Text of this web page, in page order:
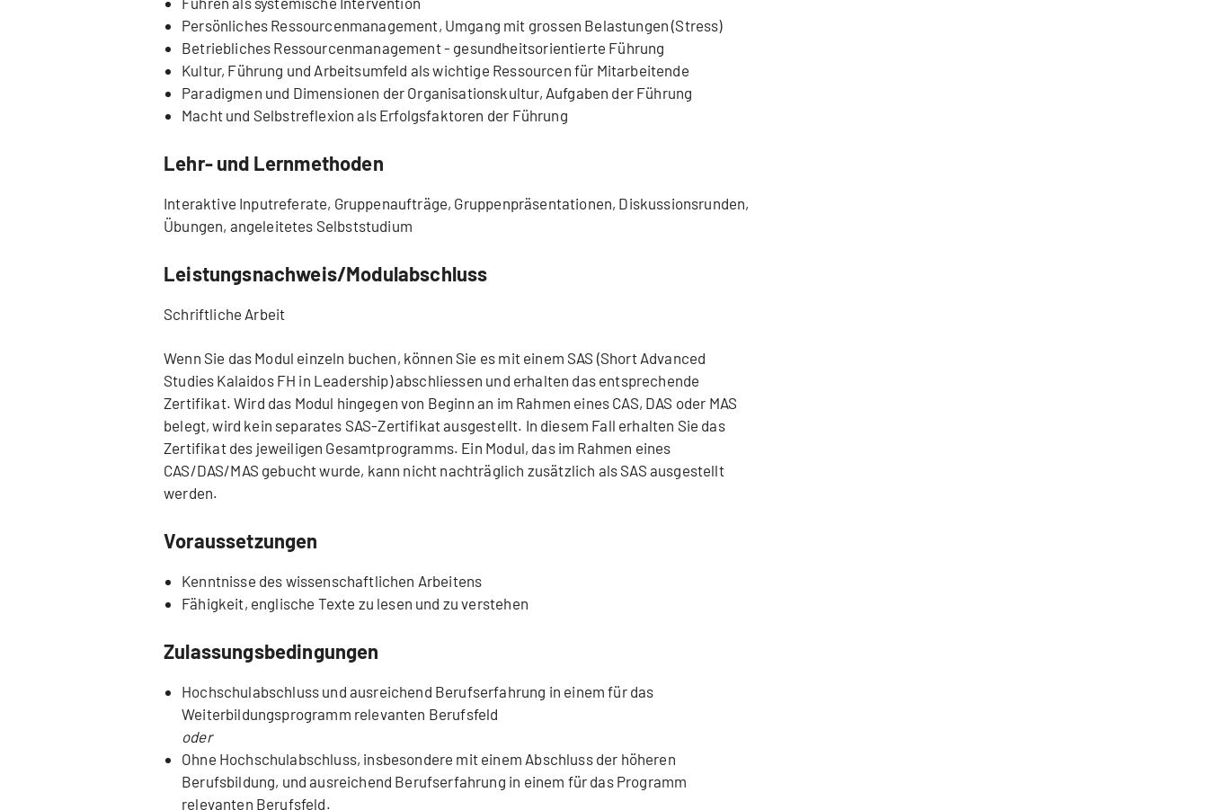
Persönliches Ressourcenmanagement, Umgang mit grossen Belastungen (Stress)
Betriebliches Ressourcenmanagement - gesundheitsorientierte Führung
Kultur, Führung und Arbeitsumfeld als wichtige Ressourcen für Mitarbeitende
Paradigmen und Dimensionen der Organisationskultur, Aufgaben der Führung
Macht und Selbstreflexion als Erfolgsfaktoren der Führung
Lehr- und Lernmethoden
Interaktive Inputreferate, Gruppenaufträge, Gruppenpräsentationen, Diskussionsrunden,
Übungen, angeleitetes Selbststudium
Leistungsnachweis/Modulabschluss
Schriftliche Arbeit
Wenn Sie das Modul einzeln buchen, können Sie es mit einem SAS (Short Advanced
Studies Kalaidos FH in Leadership) abschliessen und erhalten das entsprechende
Zertifikat. Wird das Modul hingegen von Beginn an im Rahmen eines CAS, DAS oder MAS
belegt, wird kein separates SAS-Zertifikat ausgestellt. In diesem Fall erhalten Sie das
Zertifikat des jeweiligen Gesamtprogramms. Ein Modul, das im Rahmen eines
CAS/DAS/MAS gebucht wurde, kann nicht nachträglich zusätzlich als SAS ausgestellt
werden.
Voraussetzungen
Kenntnisse des wissenschaftlichen Arbeitens
Fähigkeit, englische Texte zu lesen und zu verstehen
Zulassungsbedingungen
Hochschulabschluss und ausreichend Berufserfahrung in einem für das
Weiterbildungsprogramm relevanten Berufsfeld
oder
Ohne Hochschulabschluss, insbesondere mit einem Abschluss der höheren
Berufsbildung, und ausreichend Berufserfahrung in einem für das Programm
relevanten Berufsfeld.